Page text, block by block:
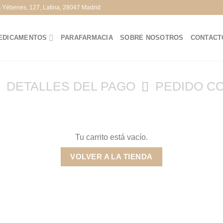
127, Latina, 28047 Madrid
PARAFARMACIA SOBRE NOSOTROS
DETALLES DEL PAGO PEDIDO
Tu carrito está vacío.
VOLVER A LA TIENDA